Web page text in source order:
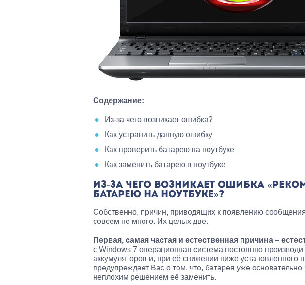
Содержание:
Из-за чего возникает ошибка?
Как устранить данную ошибку
Как проверить батарею на ноутбуке
Как заменить батарею в ноутбуке
ИЗ-ЗА ЧЕГО ВОЗНИКАЕТ ОШИБКА
БАТАРЕЮ НА НОУТБУКЕ»?
Собственно, причин, приводящих к появлению
совсем не много. Их целых две.
Первая, самая частая и естественная причина –
с Windows 7 операционная система постоянно
аккумуляторов и, при её снижении ниже установленного
предупреждает Вас о том, что, батарея уже
неплохим решением её заменить.